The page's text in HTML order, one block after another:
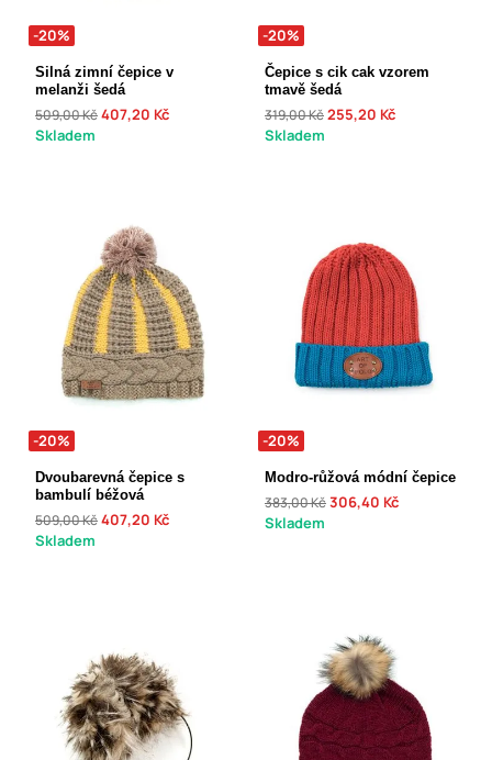
-20%
Silná zimní čepice v
melanži šedá
509,00 Kč407,20 Kč
Skladem
-20%
Čepice s cik cak vzorem
tmavě šedá
319,00 Kč255,20 Kč
Skladem
-20%
Dvoubarevná čepice s
bambulí béžová
509,00 Kč407,20 Kč
Skladem
-20%
Modro-růžová módní čepice
383,00 Kč306,40 Kč
Skladem